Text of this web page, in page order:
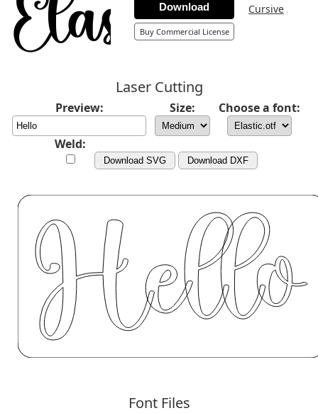
Cursive ,
Download
Buy Commercial License
Laser Cutting
Preview: Size: Choose a font:
Weld:
Download SVG Download DXF
Font Files